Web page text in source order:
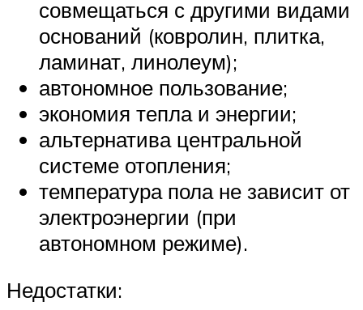
совмещаться с другими видами
оснований (ковролин, плитка,
ламинат, линолеум);
автономное пользование;
экономия тепла и энергии;
альтернатива центральной
системе отопления;
температура пола не зависит от
электроэнергии (при
автономном режиме).
Недостатки: